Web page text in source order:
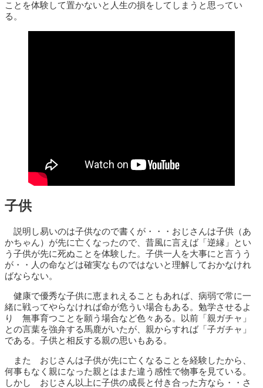
ことを体験して置かないと人生の損をしてしまうと思ってい
る。
子供
説明し易いのは子供なので書くが・・・おじさんは子供（あ
かちゃん）が先に亡くなったので、昔風に言えば「逆縁」とい
う子供が先に死ぬことを体験した。子供一人を大事にと言うう
が・・人の命などは確実なものではないと理解しておかなけれ
ばならない。
健康で優秀な子供に恵まれえることもあれば、病弱で常に一
緒に戦ってやらなければ命が危うい場合もある。勉学させるよ
り 無事育つことを願う場合など色々ある。以前「親ガチャ」
との言葉を強弁する馬鹿がいたが、親からすれば「子ガチャ」
である。子供と相反する親の思いもある。
また おじさんは子供が先に亡くなることを経験したから、
何事もなく親になった親とはまた違う感性で物事を見ている。
しかし おじさん以上に子供の成長と付き合った方なら・・さ